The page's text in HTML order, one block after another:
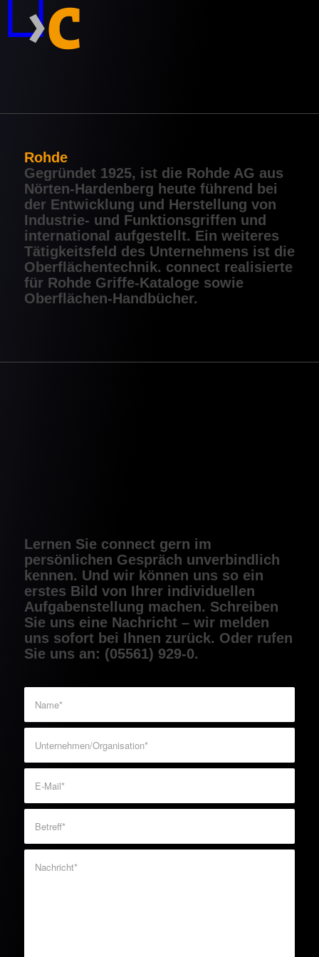
Rohde
Gegründet 1925, ist die Rohde AG aus
Nörten-Hardenberg heute führend bei
der Entwicklung und Herstellung von
Industrie- und Funktionsgriffen und
international aufgestellt. Ein weiteres
Tätigkeitsfeld des Unternehmens ist die
Oberflächentechnik. connect realisierte
für Rohde Griffe-Kataloge sowie
Oberflächen-Handbücher.
Lernen Sie connect gern im
persönlichen Gespräch unverbindlich
kennen. Und wir können uns so ein
erstes Bild von Ihrer individuellen
Aufgaben­stellung machen. Schreiben
Sie uns eine Nachricht – wir melden
uns sofort bei Ihnen zurück. Oder rufen
Sie uns an: (05561) 929-0.